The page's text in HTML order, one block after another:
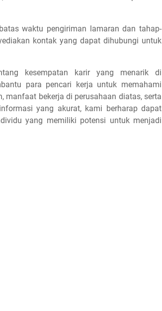
waktu pengiriman lamaran dan tahap-
kontak yang dapat dihubungi untuk
kesempatan karir yang menarik di
para pencari kerja untuk memahami
manfaat bekerja di perusahaan diatas, serta
yang akurat, kami berharap dapat
yang memiliki potensi untuk menjadi